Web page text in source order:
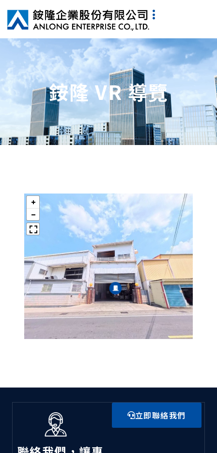
銨隆 VR 導覽
立即聯絡我們